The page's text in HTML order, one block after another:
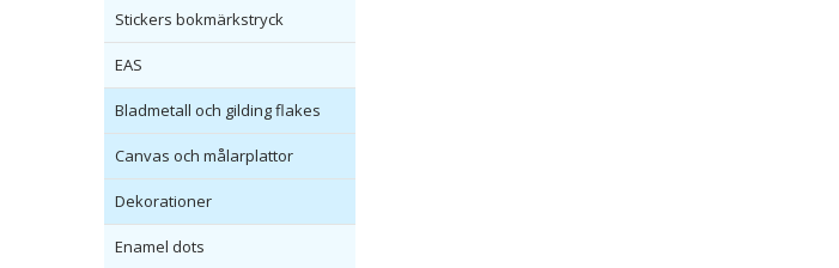
Stickers bokmärkstryck
EAS
Bladmetall och gilding flakes
Canvas och målarplattor
Dekorationer
Enamel dots